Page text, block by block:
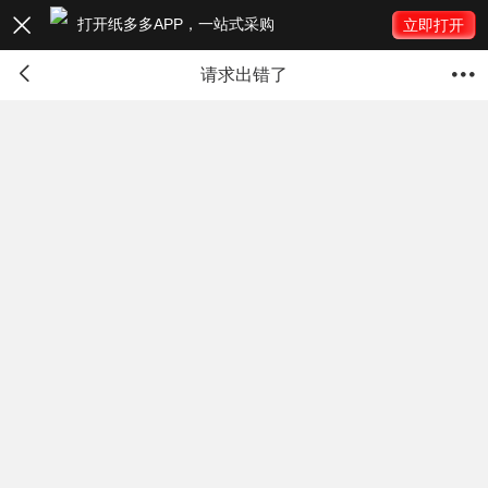
 打开纸多多APP，一站式采购 立即打开
 请求出错了 